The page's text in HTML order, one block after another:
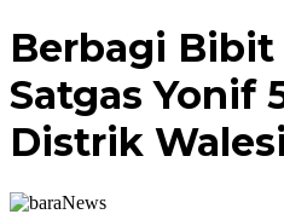
Berbagi Bibit
Satgas Yonif
Distrik